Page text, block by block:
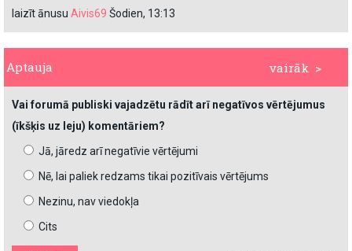
laizīt ānusu Aivis69 Šodien, 13:13
vairāk >
Aptauja
Vai forumā publiski vajadzētu rādīt arī negatīvos vērtējumus
(īkšķis uz leju) komentāriem?
Jā, jāredz arī negatīvie vērtējumi
Nē, lai paliek redzams tikai pozitīvais vērtējums
Nezinu, nav viedokļa
Cits